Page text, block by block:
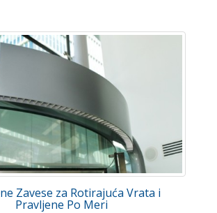
Zavese za Rotirajuća Vrata i
Pravljene Po Meri